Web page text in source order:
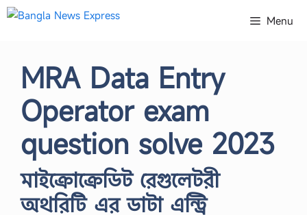
Skip
Menu
MRA Data Entry
Operator exam
question solve 2023
মাইক্রোক্রেডিট রেগুলেটরী
অথরিটি এর ডাটা এন্ট্রি